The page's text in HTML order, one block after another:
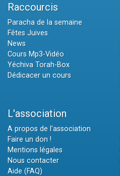
Raccourcis
Paracha de la semaine
Fêtes Juives
News
Cours Mp3-Vidéo
Yéchiva Torah-Box
Dédicacer un cours
L'association
A propos de l'association
Faire un don !
Mentions légales
Nous contacter
Aide (FAQ)